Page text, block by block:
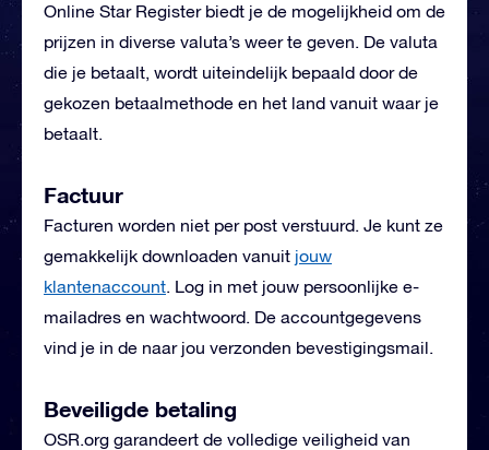
Online Star Register biedt je de mogelijkheid om de
prijzen in diverse valuta’s weer te geven. De valuta
die je betaalt, wordt uiteindelijk bepaald door de
gekozen betaalmethode en het land vanuit waar je
betaalt.
Factuur
Facturen worden niet per post verstuurd. Je kunt ze
gemakkelijk downloaden vanuit jouw
klantenaccount. Log in met jouw persoonlijke e-
mailadres en wachtwoord. De accountgegevens
vind je in de naar jou verzonden bevestigingsmail.
Beveiligde betaling
OSR.org garandeert de volledige veiligheid van